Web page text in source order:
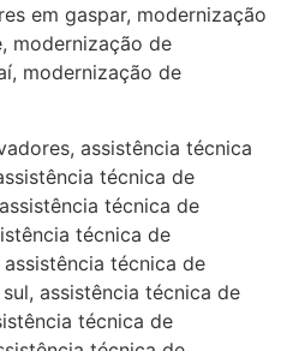
em gaspar, modernização
modernização de
modernização de
assistência técnica
técnica de
técnica de
técnica de
técnica de
assistência técnica de
técnica de